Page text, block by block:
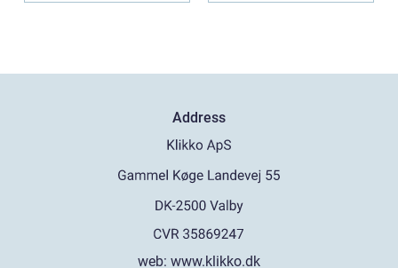
Address
web: www.klikko.dk